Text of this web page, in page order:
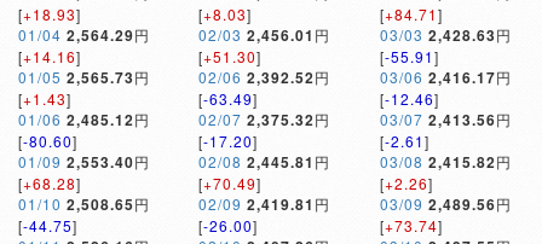
[+18.93]
01/04 2,564.29円
[+14.16]
01/05 2,565.73円
[+1.43]
01/06 2,485.12円
[-80.60]
01/09 2,553.40円
[+68.28]
01/10 2,508.65円
[-44.75]
[+8.03]
02/03 2,456.01 円
[+51.30]
02/06 2,392.52円
[-63.49]
02/07 2,375.32円
[-17.20]
02/08 2,445.81 円
[+70.49]
02/09 2,419.81 円
[-26.00]
[+84.71]
03/03 2,428.63円
[-55.91]
03/06 2,416.17円
[-12.46]
03/07 2,413.56円
[-2.61]
03/08 2,415.82円
[+2.26]
03/09 2,489.56円
[+73.74]